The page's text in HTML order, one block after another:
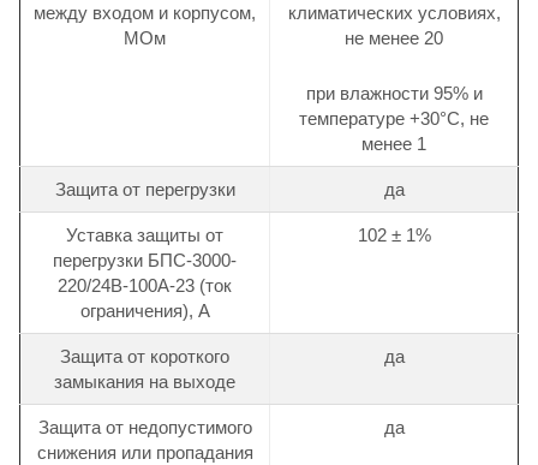
между входом и корпусом,
МОм
климатических условиях,
не менее 20
при влажности 95% и
температуре +30°С, не
менее 1
Защита от перегрузки да
Уставка защиты от
перегрузки БПС-3000-
220/24В-100А-23 (ток
ограничения), А
102 ± 1%
Защита от короткого
замыкания на выходе
да
Защита от недопустимого
снижения или пропадания
да